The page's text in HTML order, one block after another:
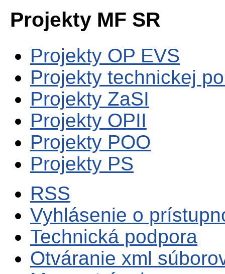
Projekty MF SR
Projekty OP EVS
Projekty technickej
Projekty ZaSI
Projekty OPII
Projekty POO
Projekty PS
RSS
Vyhlásenie o
Technická podpora
Otváranie xml